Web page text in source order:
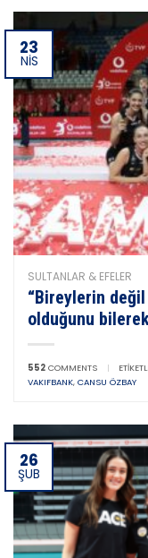
23
NIS
SULTANLAR & EFELER
“Bireylerin değil
olduğunu
552 COMMENTS |
VAKIFBANK, CANSU ÖZBAY
26
ŞUB